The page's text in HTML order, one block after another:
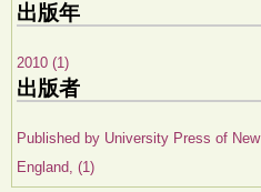
出版年
2010 (1)
出版者
Published by University Press of New
England, (1)